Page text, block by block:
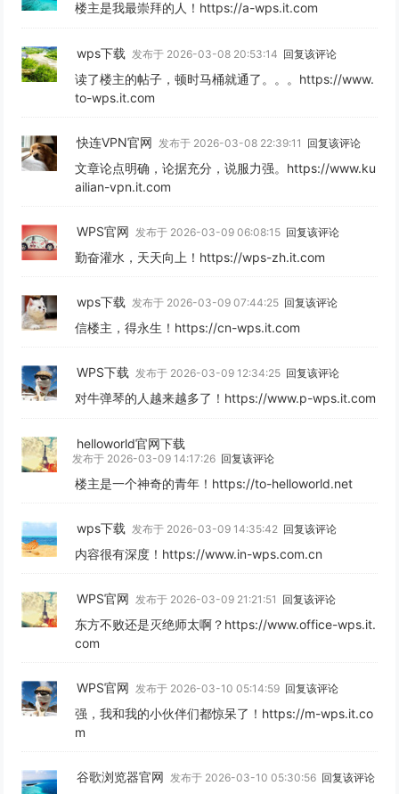
楼主是我最崇拜的人！https://a-wps.it.com
wps下载 发布于 2026-03-08 20:53:14 回复该评论
读了楼主的帖子，顿时马桶就通了。。。https://www.
to-wps.it.com
快连VPN官网 发布于 2026-03-08 22:39:11 回复该评论
文章论点明确，论据充分，说服力强。https://www.ku
ailian-vpn.it.com
WPS官网 发布于 2026-03-09 06:08:15 回复该评论
勤奋灌水，天天向上！https://wps-zh.it.com
wps下载 发布于 2026-03-09 07:44:25 回复该评论
信楼主，得永生！https://cn-wps.it.com
WPS下载 发布于 2026-03-09 12:34:25 回复该评论
对牛弹琴的人越来越多了！https://www.p-wps.it.com
helloworld官网下载
发布于 2026-03-09 14:17:26 回复该评论
楼主是一个神奇的青年！https://to-helloworld.net
wps下载 发布于 2026-03-09 14:35:42 回复该评论
内容很有深度！https://www.in-wps.com.cn
WPS官网 发布于 2026-03-09 21:21:51 回复该评论
东方不败还是灭绝师太啊？https://www.office-wps.it.
com
WPS官网 发布于 2026-03-10 05:14:59 回复该评论
强，我和我的小伙伴们都惊呆了！https://m-wps.it.co
m
谷歌浏览器官网 发布于 2026-03-10 05:30:56 回复该评论